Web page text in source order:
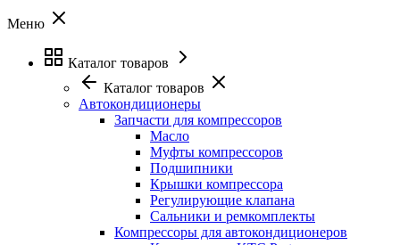
Меню
Каталог товаров
Каталог товаров
Автокондиционеры
Запчасти для компрессоров
Масло
Муфты компрессоров
Подшипники
Крышки компрессора
Регулирующие клапана
Сальники и ремкомплекты
Компрессоры для автокондиционеров